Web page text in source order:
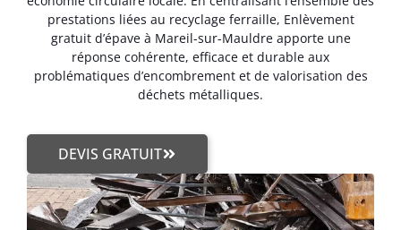
prestations liées au recyclage ferraille, Enlèvement
gratuit d’épave à Mareil-sur-Mauldre apporte une
réponse cohérente, efficace et durable aux
problématiques d’encombrement et de valorisation des
déchets métalliques.
DEVIS GRATUIT